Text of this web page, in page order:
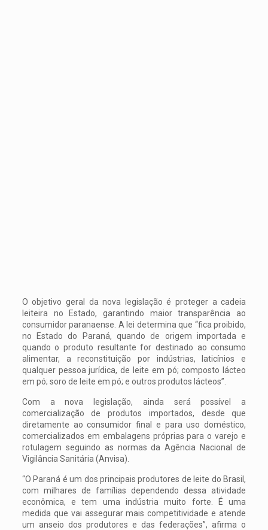
O objetivo geral da nova legislação é proteger a cadeia
leiteira no Estado, garantindo maior transparência ao
consumidor paranaense. A lei determina que “fica proibido,
no Estado do Paraná, quando de origem importada e
quando o produto resultante for destinado ao consumo
alimentar, a reconstituição por indústrias, laticínios e
qualquer pessoa jurídica, de leite em pó; composto lácteo
em pó; soro de leite em pó; e outros produtos lácteos”.
Com a nova legislação, ainda será possível a
comercialização de produtos importados, desde que
diretamente ao consumidor final e para uso doméstico,
comercializados em embalagens próprias para o varejo e
rotulagem seguindo as normas da Agência Nacional de
Vigilância Sanitária (Anvisa).
“O Paraná é um dos principais produtores de leite do Brasil,
com milhares de famílias dependendo dessa atividade
econômica, e tem uma indústria muito forte. É uma
medida que vai assegurar mais competitividade e atende
um anseio dos produtores e das federações”, afirma o